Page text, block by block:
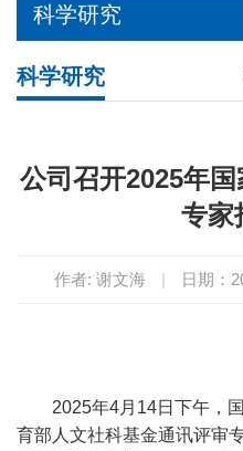
科学研究
科学研究
公司召开2025年
专家
作者: 谢文海 | 日期：
2025年4月14日下午，
育部人文社科基金通讯评审